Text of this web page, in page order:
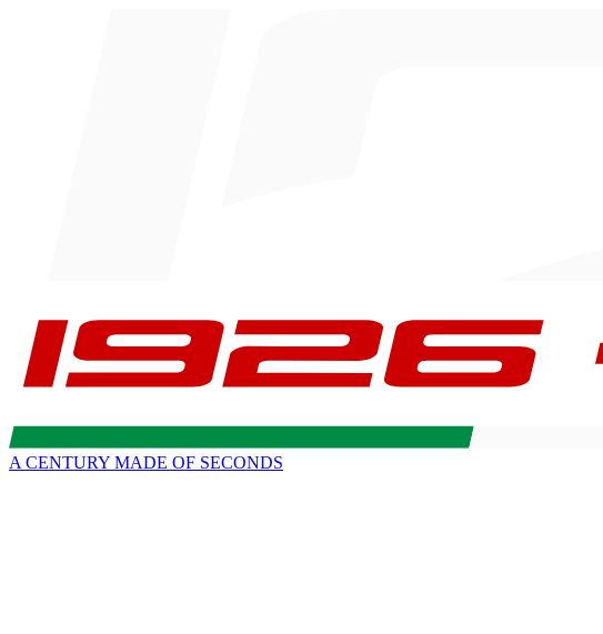
A CENTURY MADE OF SECONDS